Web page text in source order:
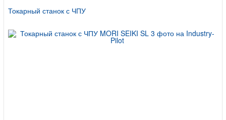
Токарный станок с ЧПУ